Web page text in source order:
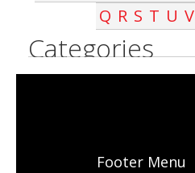
Q R S T U V
Categories
Footer Menu